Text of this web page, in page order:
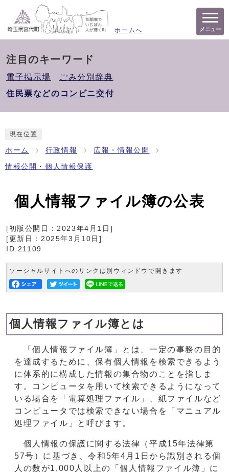
ホームへ メニュー
注目のキーワード
電子掲示場
ごみ分別辞典
住民票などのコンビニ交付
現在位置
ホーム 行政情報 広報・情報公開
情報公開・個人情報保護
個人情報ファイル簿の公表
[初版公開日：2023年4月1日 ]
[更新日： 2025年3月10日 ]
ID:21109
ソーシャルサイトへのリンクは別ウィンドウで開きます
個人情報ファイル簿とは
「個人情報ファイル簿」とは、一定の事務の目的
を達成するために、保有個人情報を検索できるよう
に体系的に構成した情報の集合物のことを指しま
す。コンピュータを用いて検索できるようになって
いる場合を「電算処理ファイル」、紙ファイルなど
コンピュータでは検索できない場合を「マニュアル
処理ファイル」と呼びます。
個人情報の保護に関する法律（平成15年法律第
57号）に基づき、令和5年4月1日から識別される個
人の数が1,000人以上の「個人情報ファイル簿」に